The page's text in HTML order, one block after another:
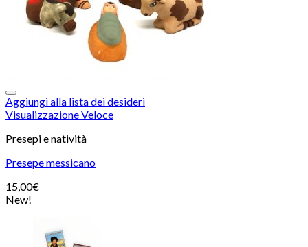
Aggiungi alla lista dei desideri
Visualizzazione Veloce
Presepi e natività
Presepe messicano
15,00€
New!